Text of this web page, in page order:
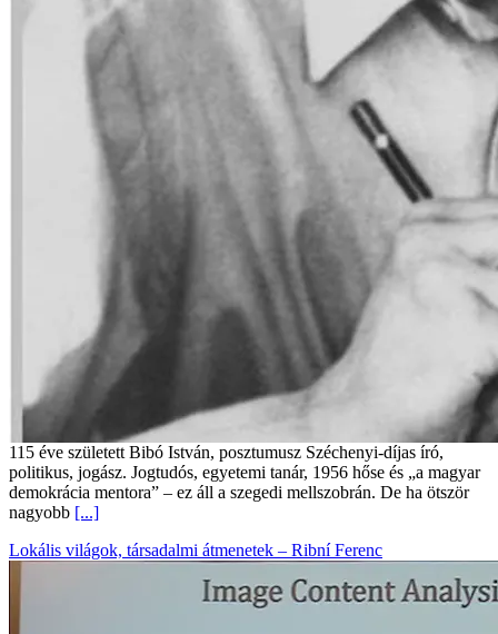
115 éve született Bibó István, posztumusz Széchenyi-díjas író,
politikus, jogász. Jogtudós, egyetemi tanár, 1956 hőse és „a magyar
demokrácia mentora” – ez áll a szegedi mellszobrán. De ha ötször
nagyobb [...]
Lokális világok, társadalmi átmenetek – Ribní Ferenc